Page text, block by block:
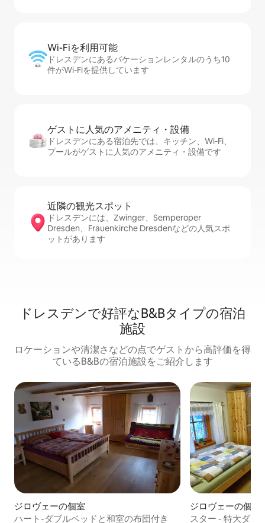
Wi-Fiを利⁠用⁠可⁠能
ドレスデンにあるバケーションレンタルのうち10
件がWi-Fiを提供しています
ゲストに人⁠気⁠のア⁠メ⁠ニ⁠テ⁠ィ・設⁠備
ドレスデンにある宿泊先では、キッチン、Wi-Fi、
プールがゲストに人気のアメニティ・設備です
近隣の観光ス⁠ポ⁠ッ⁠ト
ドレスデンには、Zwinger、Semperoper
Dresden、Frauenkirche Dresdenなどの人気スポ
ットがあります
ドレスデンで好評なB&Bタイプの宿泊
施設
ロケーションや清潔さなどの点でゲストから高評価を得
ているB&Bの宿泊施設をご紹介します
ジロヴェーの個室
ハート-ダブルベッドと和室の布団付き
ジロヴェーの個室
スター - 特大ダブ